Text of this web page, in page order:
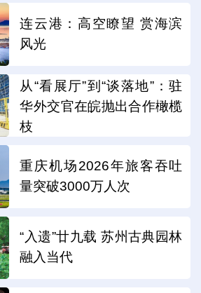
连云港：高空瞭望 赏海滨
风光
从“看展厅”到“谈落地”：驻
华外交官在皖抛出合作橄榄
枝
重庆机场2026年旅客吞吐
量突破3000万人次
“入遗”廿九载 苏州古典园林
融入当代